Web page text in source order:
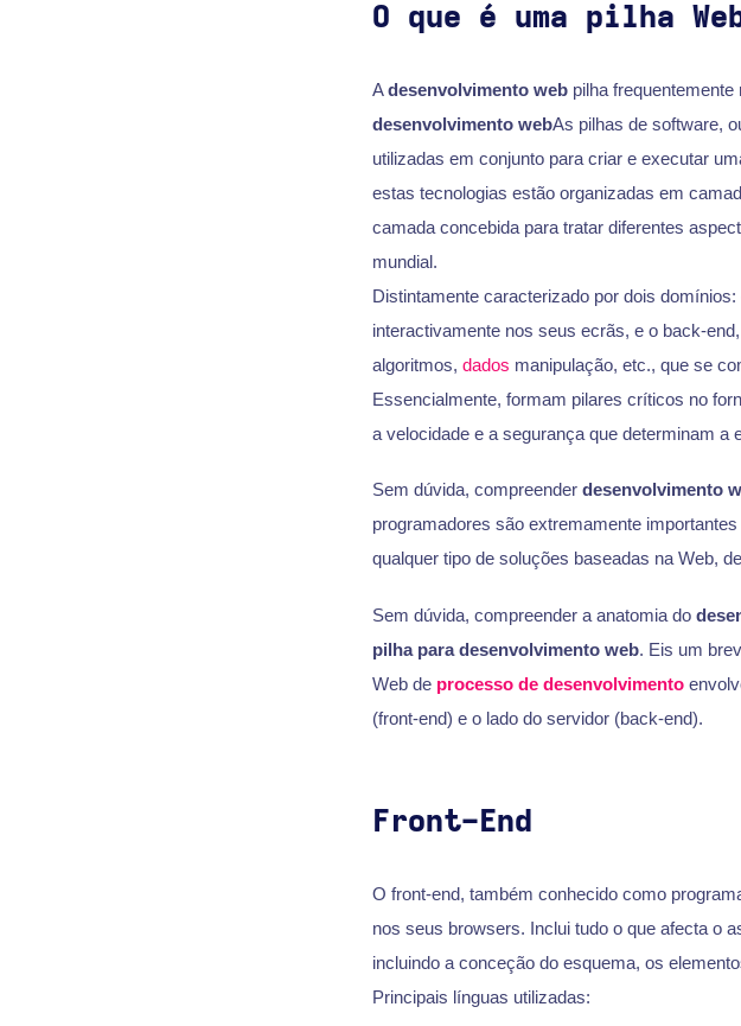
O que é uma pilha
Adesenvolvimento webpilha frequentemente
desenvolvimento webAs pilhas de software,
utilizadas em conjunto para criar e executar
estas tecnologias estão organizadas em
camada concebida para tratar diferentes
mundial.
Distintamente caracterizado por dois
interactivamente nos seus ecrãs, e o back-
algoritmos, dados manipulação, etc., que se
Essencialmente, formam pilares críticos no
a velocidade e a segurança que determinam a
Sem dúvida, compreender desenvolvimento
programadores são extremamente
qualquer tipo de soluções baseadas na Web,
Sem dúvida, compreender a anatomia do
pilha para desenvolvimento web. Eis um
Web de processo de desenvolvimento
(front-end) e o lado do servidor (back-end).
Front-End
O front-end, também conhecido como
nos seus browsers. Inclui tudo o que afecta o
incluindo a conceção do esquema, os
Principais línguas utilizadas: